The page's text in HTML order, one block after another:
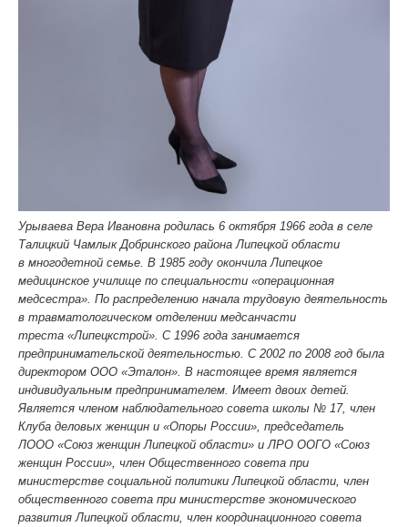
Урываева Вера Ивановна родилась 6 октября 1966 года в селе
Талицкий Чамлык Добринского района Липецкой области
в многодетной семье. В 1985 году окончила Липецкое
медицинское училище по специальности «операционная
медсестра». По распределению начала трудовую деятельность
в травматологическом отделении медсанчасти
треста «Липецкстрой». С 1996 года занимается
предпринимательской деятельностью. С 2002 по 2008 год была
директором ООО «Эталон». В настоящее время является
индивидуальным предпринимателем. Имеет двоих детей.
Является членом наблюдательного совета школы № 17, член
Клуба деловых женщин и «Опоры России», председатель
ЛООО «Союз женщин Липецкой области» и ЛРО ООГО «Союз
женщин России», член Общественного совета при
министерстве социальной политики Липецкой области, член
общественного совета при министерстве экономического
развития Липецкой области, член координационного совета